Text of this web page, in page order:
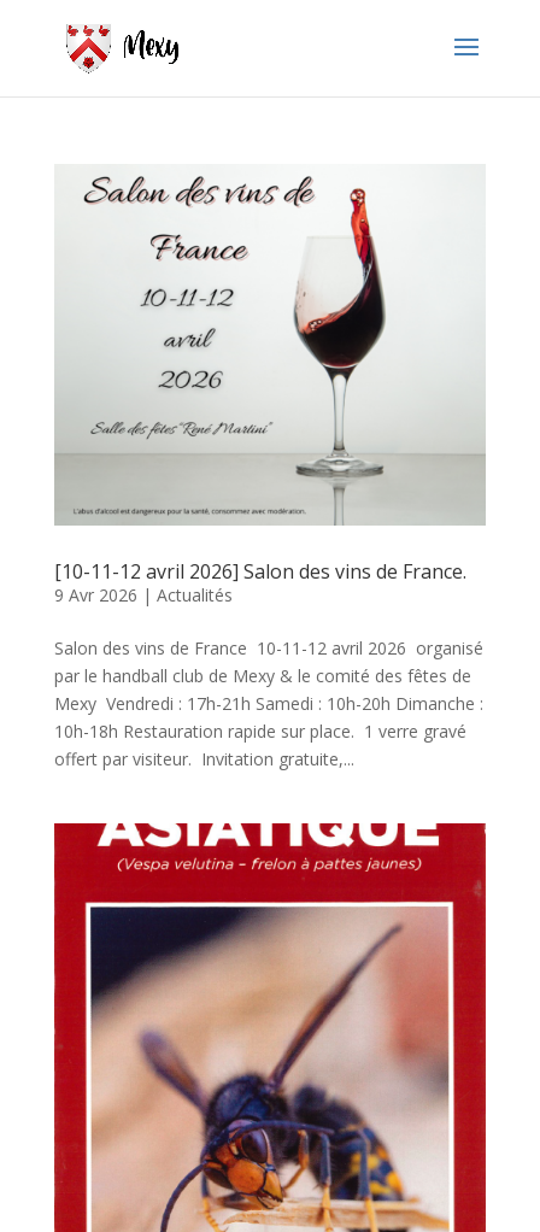
[10-11-12 avril 2026] Salon des vins de France.
9 Avr 2026 | Actualités
Salon des vins de France 10-11-12 avril 2026 organisé
par le handball club de Mexy & le comité des fêtes de
Mexy Vendredi : 17h-21h Samedi : 10h-20h Dimanche :
10h-18h Restauration rapide sur place. 1 verre gravé
offert par visiteur. Invitation gratuite,...